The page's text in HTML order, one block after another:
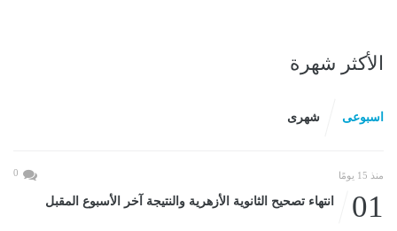
الأكثر شهرة
اسبوعى شهرى
منذ 15 يومًا 0
01 انتهاء تصحيح الثانوية الأزهرية والنتيجة آخر الأسبوع المقبل